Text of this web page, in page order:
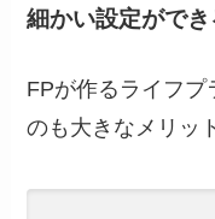
細かい設定ができ
FPが作るライフプ
のも大きなメリッ